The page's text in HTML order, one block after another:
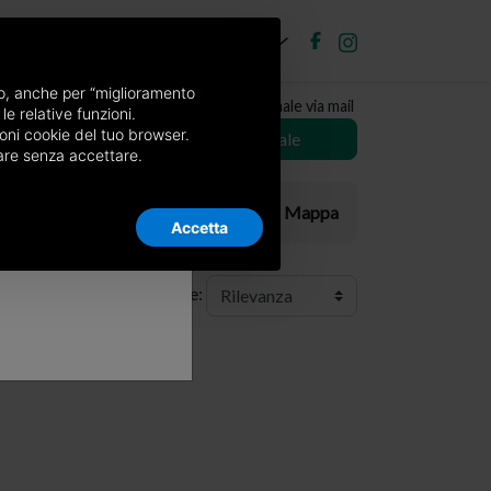
Ricevi copia del giornale via mail
Scegli giornale
Elenco Mappa
Ordine:
anche per “miglioramento
relative funzioni.
cookie del tuo browser.
senza accettare.
Accetta